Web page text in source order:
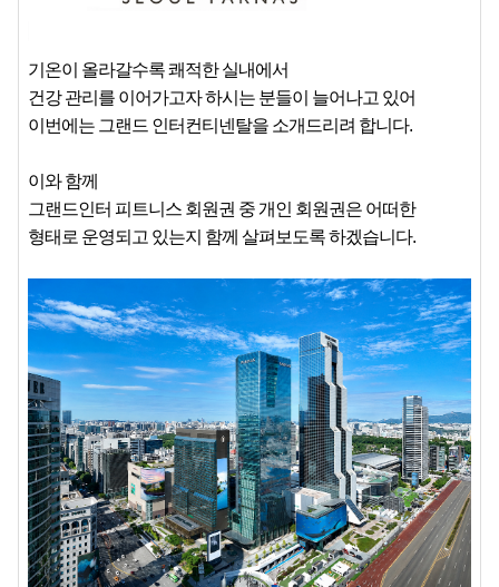
기온이 올라갈수록 쾌적한 실내에서
건강 관리를 이어가고자 하시는 분들이 늘어나고 있어
이번에는 그랜드 인터컨티넨탈을 소개드리려 합니다.
이와 함께
그랜드인터 피트니스 회원권 중 개인 회원권은 어떠한
형태로 운영되고 있는지 함께 살펴보도록 하겠습니다.